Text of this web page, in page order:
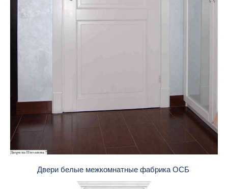
Двери белые межкомнатные фабрика ОСБ